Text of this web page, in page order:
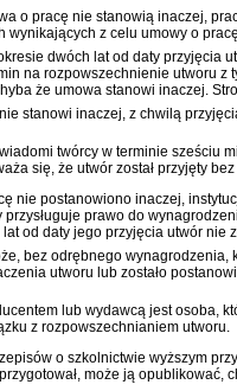
o pracę nie stanowią inaczej,
wynikających z celu umowy o
dwóch lat od daty przyjęcia
na rozpowszechnienie utworu z
że umowa stanowi inaczej.
stanowi inaczej, z chwilą
twórcy w terminie sześciu
się, że utwór został przyjęty
nie postanowiono inaczej,
przysługuje prawo do
od daty jego przyjęcia utwór nie
bez odrębnego wynagrodzenia,
utworu lub zostało
lub wydawcą jest osoba,
z rozpowszechnianiem utworu.
o szkolnictwie wyższym
może ją